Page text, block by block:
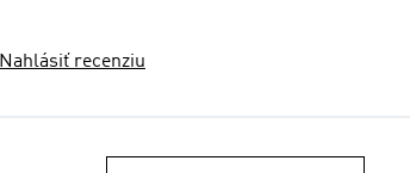
Nahlásiť recenziu